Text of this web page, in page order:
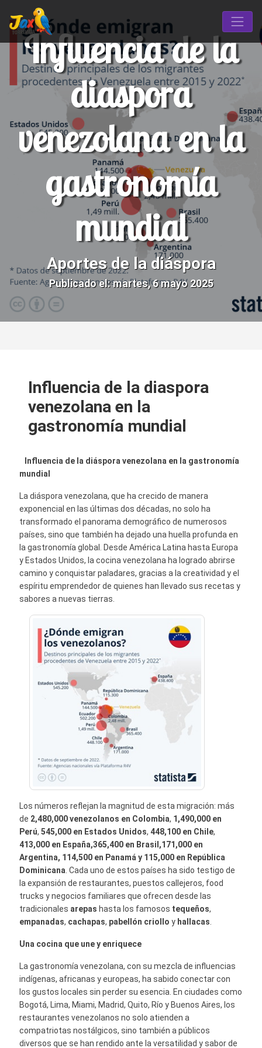
Influencia de la
diaspora
venezolana en la
gastronomía
mundial
Aportes de la diáspora
Publicado el: martes, 6 mayo 2025
Influencia de la diaspora
venezolana en la
gastronomía mundial
Influencia de la diáspora venezolana en la gastronomía
mundial
La diáspora venezolana, que ha crecido de manera
exponencial en las últimas dos décadas, no solo ha
transformado el panorama demográfico de numerosos
países, sino que también ha dejado una huella profunda en
la gastronomía global. Desde América Latina hasta Europa
y Estados Unidos, la cocina venezolana ha logrado abrirse
camino y conquistar paladares, gracias a la creatividad y el
espíritu emprendedor de quienes han llevado sus recetas y
sabores a nuevas tierras.
Los números reflejan la magnitud de esta migración: más
de 2,480,000 venezolanos en Colombia, 1,490,000 en
Perú, 545,000 en Estados Unidos, 448,100 en Chile,
413,000 en España,365,400 en Brasil,171,000 en
Argentina, 114,500 en Panamá y 115,000 en República
Dominicana . Cada uno de estos países ha sido testigo de
la expansión de restaurantes, puestos callejeros, food
trucks y negocios familiares que ofrecen desde las
tradicionales arepas hasta los famosos tequeños,
empanadas, cachapas, pabellón criollo y hallacas
Una cocina que une y enriquece
La gastronomía venezolana, con su mezcla de influencias
indígenas, africanas y europeas, ha sabido conectar con
los gustos locales sin perder su esencia. En ciudades como
Bogotá, Lima, Miami, Madrid, Quito, Río y Buenos Aires, los
restaurantes venezolanos no solo atienden a
compatriotas nostálgicos, sino también a públicos
diversos que se han rendido ante la versatilidad y sabor de